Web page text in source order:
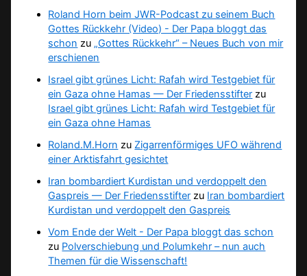
Roland Horn beim JWR-Podcast zu seinem Buch
Gottes Rückkehr (Video) - Der Papa bloggt das
schon zu „Gottes Rückkehr“ – Neues Buch von mir
erschienen
Israel gibt grünes Licht: Rafah wird Testgebiet für
ein Gaza ohne Hamas — Der Friedensstifter zu
Israel gibt grünes Licht: Rafah wird Testgebiet für
ein Gaza ohne Hamas
Roland.M.Horn zu Zigarrenförmiges UFO während
einer Arktisfahrt gesichtet
Iran bombardiert Kurdistan und verdoppelt den
Gaspreis — Der Friedensstifter zu Iran bombardiert
Kurdistan und verdoppelt den Gaspreis
Vom Ende der Welt - Der Papa bloggt das schon
zu Polverschiebung und Polumkehr – nun auch
Themen für die Wissenschaft!